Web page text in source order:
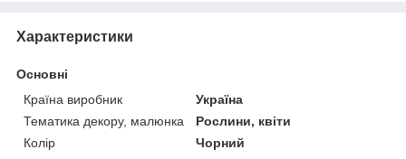
Характеристики
Основні
Країна виробник
Україна
Тематика декору, малюнка
Рослини, квіти
Колір
Чорний